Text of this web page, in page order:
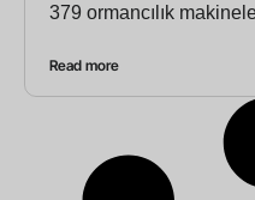
379 ormancılık
Read more